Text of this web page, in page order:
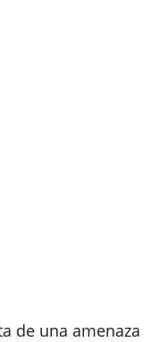
de una amenaza